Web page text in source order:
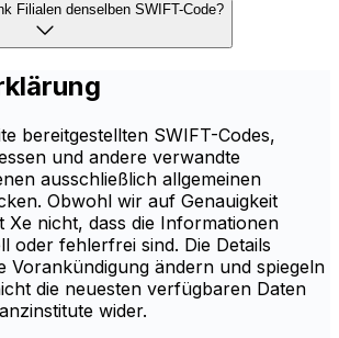
Filialen denselben SWIFT-Code?
bereitgestellten SWIFT-Codes,
und andere verwandte
ausschließlich allgemeinen
Obwohl wir auf Genauigkeit
Xe nicht, dass die Informationen
oder fehlerfrei sind. Die Details
Vorankündigung ändern und spiegeln
die neuesten verfügbaren Daten
wider.